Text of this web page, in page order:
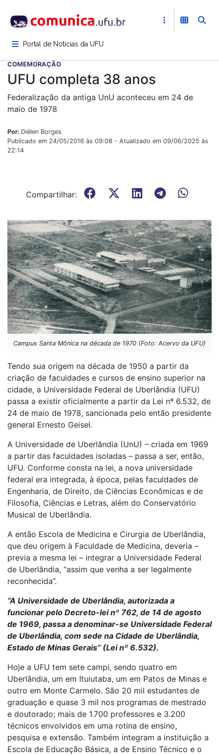
para
conteúdoPortal de Notícias da UFU
COMEMORAÇÃO
UFU completa 38 anos
Federalização da antiga UnU aconteceu em 24 de
maio de 1978
Por: Diélen Borges
Publicado em 24/05/2016 às 09:08 - Atualizado em 09/06/2025 às
22:14
Compartilhar:
Campus Santa Mônica na década de 1970 (Foto: Acervo da UFU)
Tendo sua origem na década de 1950 a partir da
criação de faculdades e cursos de ensino superior na
cidade, a Universidade Federal de Uberlândia (UFU)
passa a existir oficialmente a partir da Lei nº 6.532, de
24 de maio de 1978, sancionada pelo então presidente
general Ernesto Geisel.
A Universidade de Uberlândia (UnU) – criada em 1969
a partir das faculdades isoladas – passa a ser, então,
UFU. Conforme consta na lei, a nova universidade
federal era integrada, à época, pelas faculdades de
Engenharia, de Direito, de Ciências Econômicas e de
Filosofia, Ciências e Letras, além do Conservatório
Musical de Uberlândia.
A então Escola de Medicina e Cirurgia de Uberlândia,
que deu origem à Faculdade de Medicina, deveria –
previa a mesma lei – integrar a Universidade Federal
de Uberlândia, “assim que venha a ser legalmente
reconhecida”.
“A Universidade de Uberlândia, autorizada a
funcionar pelo Decreto-lei nº 762, de 14 de agosto
de 1969, passa a denominar-se Universidade Federal
de Uberlândia, com sede na Cidade de Uberlândia,
Estado de Minas Gerais” (Lei nº 6.532).
Hoje a UFU tem sete campi, sendo quatro em
Uberlândia, um em Ituiutaba, um em Patos de Minas e
outro em Monte Carmelo. São 20 mil estudantes de
graduação e quase 3 mil nos programas de mestrado
e doutorado; mais de 1.700 professores e 3.200
técnicos envolvidos em uma rotina de ensino,
pesquisa e extensão. Também integram a instituição a
Escola de Educação Básica, a de Ensino Técnico e o